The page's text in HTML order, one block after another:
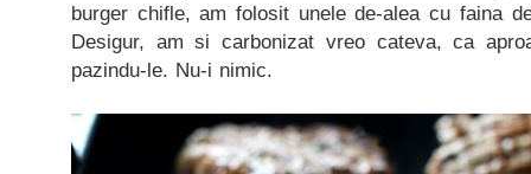
burger chifle, am folosit unele de-alea cu faina
Desigur, am si carbonizat vreo cateva, ca
pazindu-le. Nu-i nimic.